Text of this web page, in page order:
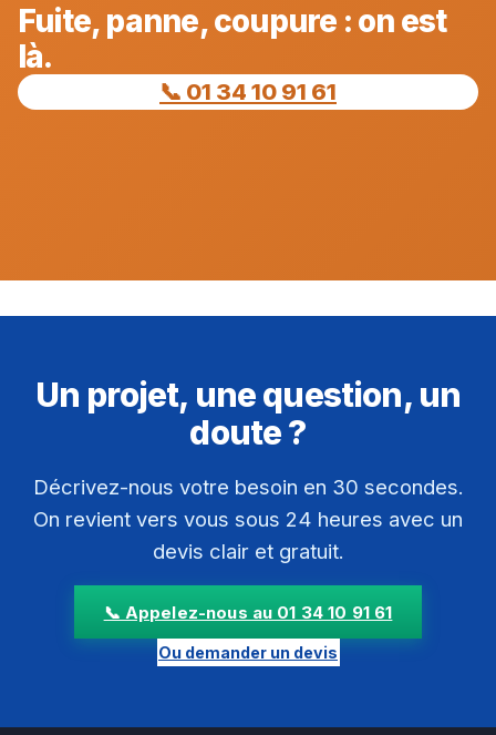
Fuite, panne, coupure : on est
là.
📞 01 34 10 91 61
Un projet, une question, un
doute ?
Décrivez-nous votre besoin en 30 secondes.
On revient vers vous sous 24 heures avec un
devis clair et gratuit.
📞 Appelez-nous au 01 34 10 91 61
Ou demander un devis